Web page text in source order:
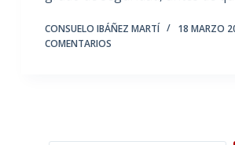
CONSUELO IBÁÑEZ MARTÍ 18 MARZO
COMENTARIOS